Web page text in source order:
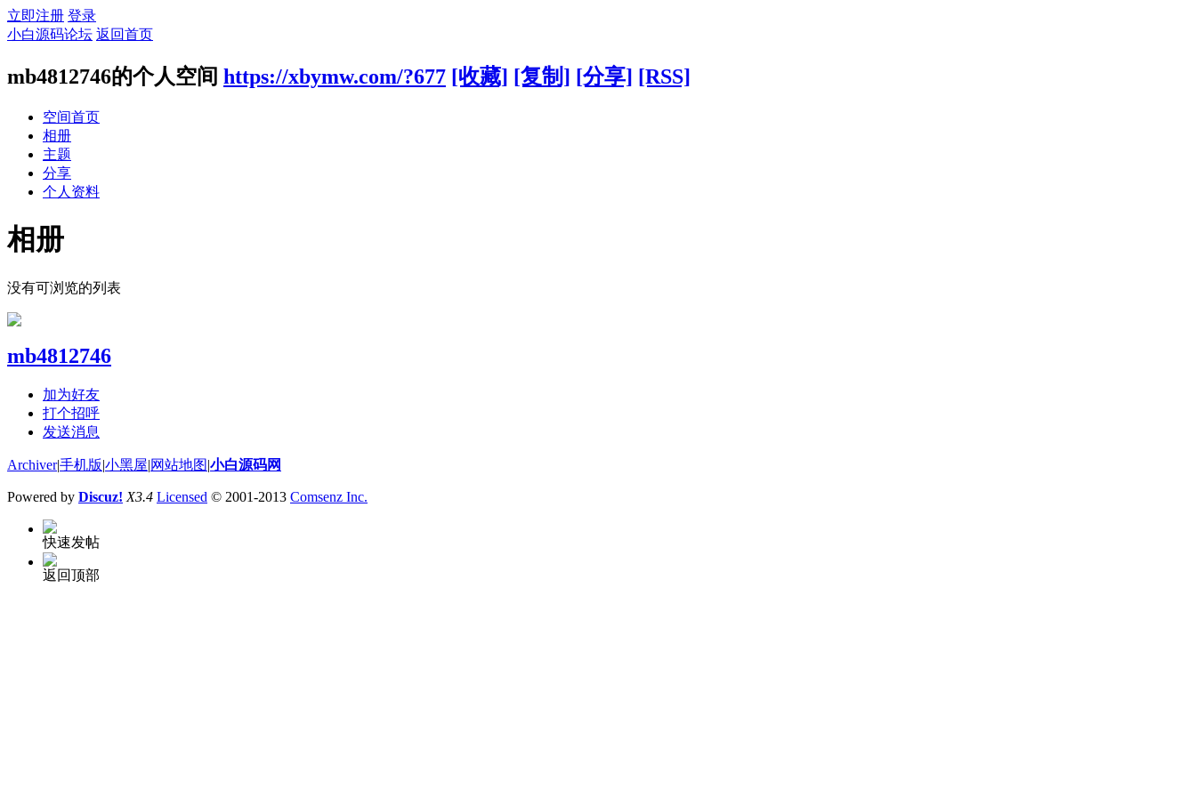
立即注册 登录
小白源码论坛 返回首页
mb4812746的个人空间 https://xbymw.com/?677 [收藏] [复制] [分享] [RSS]
空间首页
相册
主题
分享
个人资料
相册
没有可浏览的列表
mb4812746
加为好友
打个招呼
发送消息
Archiver|手机版|小黑屋|网站地图|小白源码网
Powered by Discuz! X3.4 Licensed © 2001-2013 Comsenz Inc.
快速发帖
返回顶部